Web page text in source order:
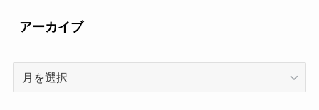
リ
ー
アーカイブ